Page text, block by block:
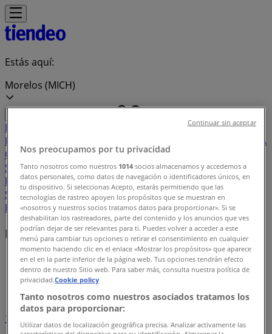
Estás aquí:
Morelos (MICH)
Destacados
Departamentales
El Regreso A
Clases HogarFarmacias y
SaludElectrónicaFerreteríasSalud y
BellezaRestaurantesAutosBancos y
ServiciosDeporteLibrerías y PapeleríasOcioNiños
EntretenimientoÓpticas
Marcas locales
Tiendeo en Morelos (MICH)»
Índice marcas
1
Nos preocupamos por tu privacidad
Tanto nosotros como nuestros 1014 socios almacenamos y accedemos a
datos personales, como datos de navegación o identificadores únicos, en
tu dispositivo. Si seleccionas Acepto, estarás permitiendo que las
tecnologías de rastreo apoyen los propósitos que se muestran en
«nosotros y nuestros socios tratamos datos para proporcionar». Si se
deshabilitan los rastreadores, parte del contenido y los anuncios que ves
podrían dejar de ser relevantes para ti. Puedes volver a acceder a este
menú para cambiar tus opciones o retirar el consentimiento en cualquier
momento haciendo clic en el enlace «Mostrar los propósitos» que aparece
en el en la parte inferior de la página web. Tus opciones tendrán efecto
dentro de nuestro Sitio web. Para saber más, consulta nuestra política de
privacidad.Cookie policy
Tanto nosotros como nuestros asociados tratamos los
datos para proporcionar:
Utilizar datos de localización geográfica precisa. Analizar activamente las
Continuar sin aceptar